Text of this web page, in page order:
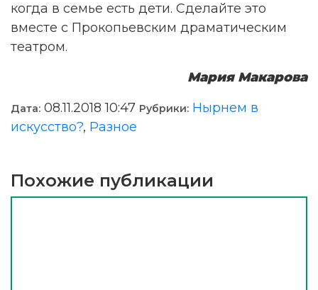
когда в семье есть дети. Сделайте это
вместе с Прокопьевским драматическим
театром.
Мария Макарова
Дата: 08.11.2018 10:47 Рубрики: Нырнем в
искусство?, Разное
Похожие публикации